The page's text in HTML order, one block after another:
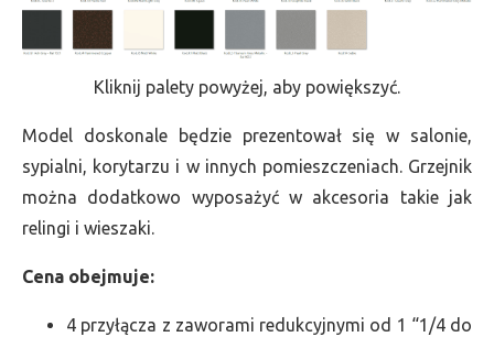
Kliknij palety powyżej, aby powiększyć.
Model doskonale będzie prezentował się w salonie,
sypialni, korytarzu i w innych pomieszczeniach. Grzejnik
można dodatkowo wyposażyć w akcesoria takie jak
relingi i wieszaki.
Cena obejmuje:
4 przyłącza z zaworami redukcyjnymi od 1 “1/4 do